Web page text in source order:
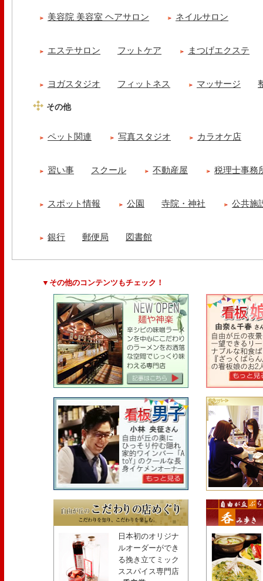
美容院 美容室 ヘアサロン ネイルサロン
エステサロン フットケア まつげエクステ
ヨガスタジオ フィットネス マッサージ
その他
ペット関連 写真スタジオ カラオケ店
習い事 スクール 不動産屋 税理士事務
スポット情報 公園 寺院・神社 公共施
銀行 郵便局 図書館
▼その他のコンテンツもチェック！
日本初のオリジナ
ルオーダーができ
る挽き立てミック
ススパイス専門店